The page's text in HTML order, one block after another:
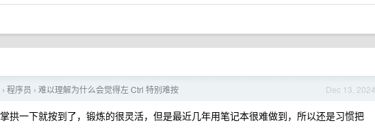
Dec 13, 2024
› 程序员 › 难以理解为什么会觉得左 Ctrl 特别难按
拱一下就按到了，锻炼的很灵活，但是最近几年用笔记本很难做到，所以还是习惯把